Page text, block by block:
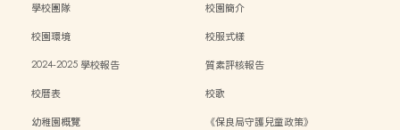
學校團隊
校園簡介
校園環境
校服式樣
2024-2025 學校報告
質素評核報告
校曆表
校歌
幼稚園概覽
《保良局守護兒童政策》